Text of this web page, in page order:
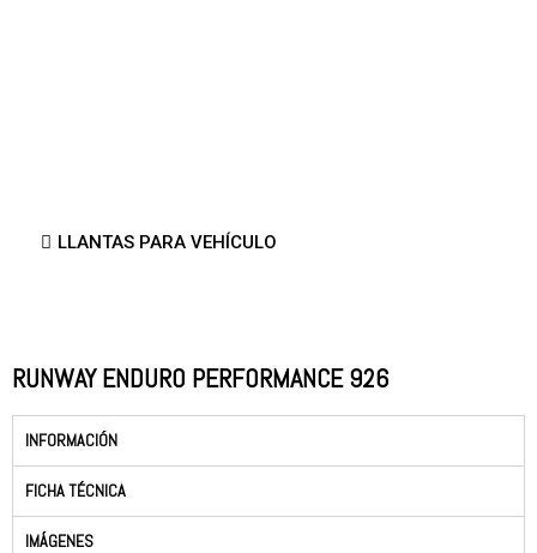
LLANTAS PARA VEHÍCULO
RUNWAY ENDURO PERFORMANCE 926
INFORMACIÓN
FICHA TÉCNICA
IMÁGENES